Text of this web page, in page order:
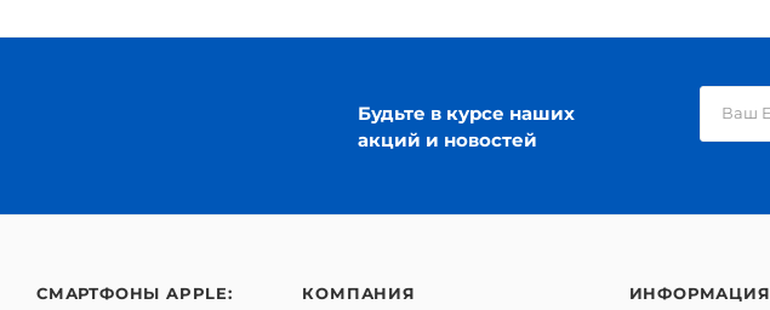
Будьте в курсе наших
акций и новостей
СМАРТФОНЫ APPLE: КОМПАНИЯ ИНФОРМАЦИЯ